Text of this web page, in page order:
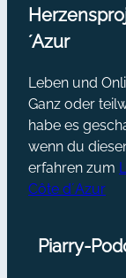
´Azur
Leben und
Ganz oder
habe es
wenn du
erfahren zum
Côte d´Azur
Piarry-